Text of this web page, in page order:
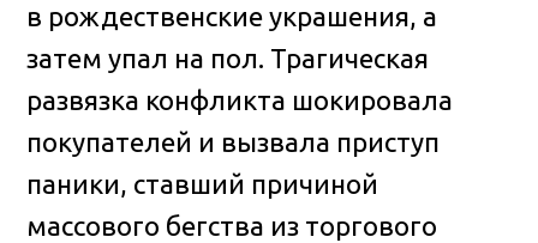
в рождественские украшения, а
затем упал на пол. Трагическая
развязка конфликта шокировала
покупателей и вызвала приступ
паники, ставший причиной
массового бегства из торгового